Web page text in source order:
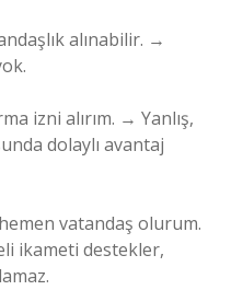
alınabilir. →
izni alırım. → Yanlış,
dolaylı avantaj
vatandaş olurum.
ikameti destekler,